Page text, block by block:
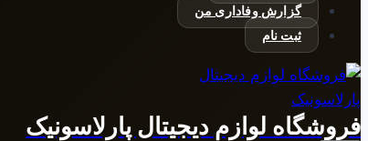
گزارش وفاداری من
ثبت نام
فروشگاه لوازم دیجیتال پارلاسونیک